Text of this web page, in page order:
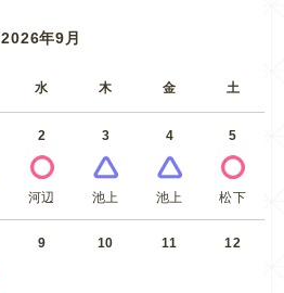
2026年9月
水 木 金 土
2
河辺
3
池上
4
池上
5
松下
9 10 11 12